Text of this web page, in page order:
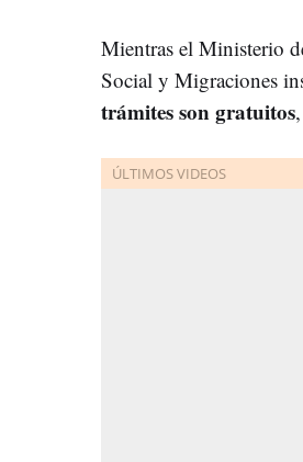
Mientras el Ministerio
Social y Migraciones
trámites son gratuitos